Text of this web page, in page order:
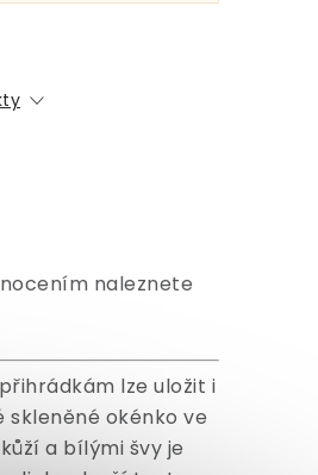
naleznete
lze uložit i
skleněné okénko ve
a bílými švy je